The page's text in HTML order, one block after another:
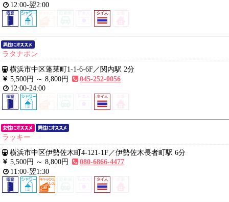
12:00-翌2:00
ラタナポン
横浜市中区蓬莱町1-1-6-6F／関内駅 2分
5,500円 ～8,800円
045-252-0056
12:00-24:00
ラッキー
横浜市中区伊勢佐木町4-121-1F／伊勢佐木長者町駅 6分
5,500円 ～8,800円
080-6866-4477
11:00-翌1:30